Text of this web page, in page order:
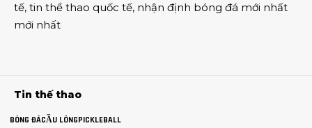
tế, tin thể thao quốc tế, nhận định bóng đá mới nhất
mới nhất
Tin thế thao
BÓNG ĐÁCẦU LÔNGPICKLEBALL